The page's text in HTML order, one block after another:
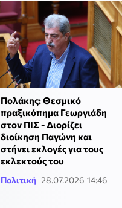
Πολάκης: Θεσμικό
πραξικόπημα Γεωργιάδη
στον ΠΙΣ - Διορίζει
διοίκηση Παγώνη και
στήνει εκλογές για τους
εκλεκτούς του
Πολιτική 28.07.2026 14:46